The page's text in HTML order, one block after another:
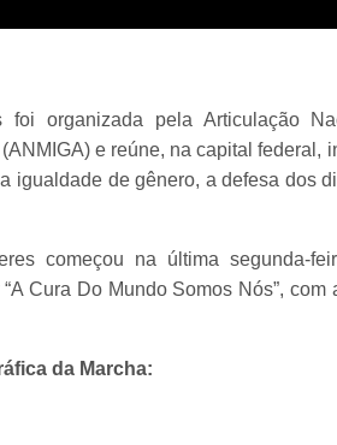
organizada pela Articulação
e reúne, na capital federal,
igualdade de gênero, a defesa dos
começou na última segunda-
Cura Do Mundo Somos Nós”, com
da Marcha: